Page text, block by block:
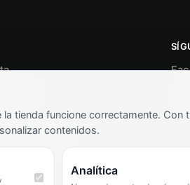
cliente
y condiciones
frecuentes
tienda funcione correctamente.
contenidos.
Analítica